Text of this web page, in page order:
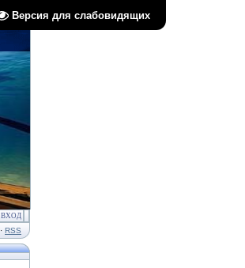
Версия для слабовидящих
ВХОД
· RSS